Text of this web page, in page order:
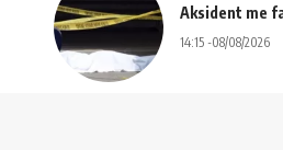
Aksident me
14:15 -08/08/2026